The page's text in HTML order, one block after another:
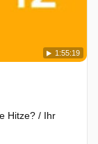
1:55:19
Hitze? / Ihr